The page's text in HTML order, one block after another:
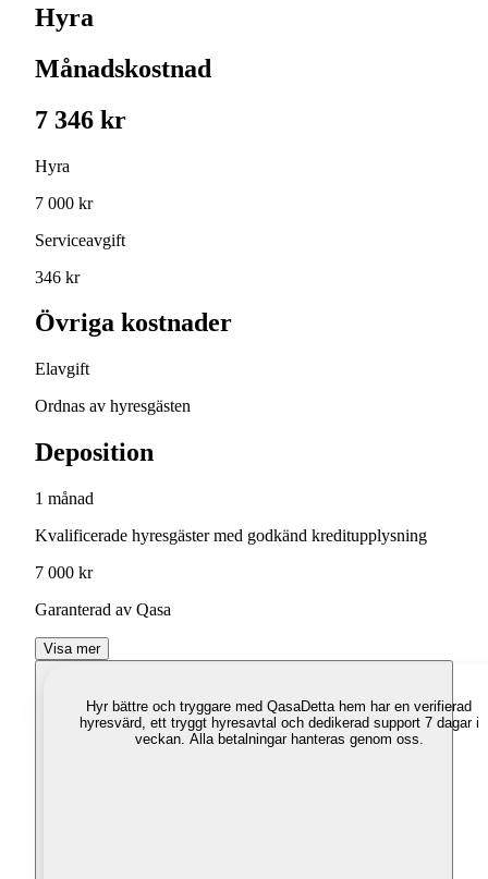
Hyra
Månadskostnad
7 346 kr
Hyra
7 000 kr
Serviceavgift
346 kr
Övriga kostnader
Elavgift
Ordnas av hyresgästen
Deposition
1 månad
Kvalificerade hyresgäster med godkänd kreditupplysning
7 000 kr
Garanterad av Qasa
Visa mer
Hyr bättre och tryggare med QasaDetta hem har en verifierad
hyresvärd, ett tryggt hyresavtal och dedikerad support 7 dagar i
veckan. Alla betalningar hanteras genom oss.